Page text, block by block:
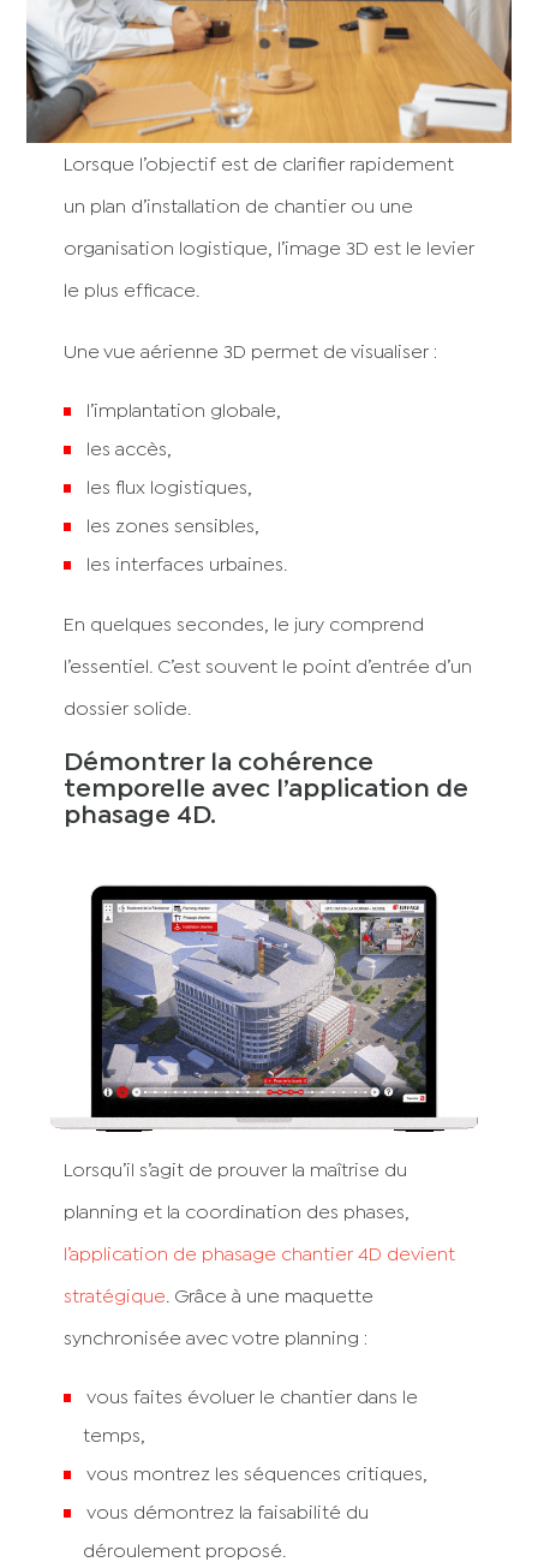
Lorsque l’objectif est de clarifier rapidement
un plan d’installation de chantier ou une
organisation logistique, l’image 3D est le levier
le plus efficace.
Une vue aérienne 3D permet de visualiser :
l’implantation globale,
les accès,
les flux logistiques,
les zones sensibles,
les interfaces urbaines.
En quelques secondes, le jury comprend
l’essentiel. C’est souvent le point d’entrée d’un
dossier solide.
Démontrer la cohérence
temporelle avec l’application de
phasage 4D.
Lorsqu’il s’agit de prouver la maîtrise du
planning et la coordination des phases,
l’application de phasage chantier 4D devient
stratégique . Grâce à une maquette
synchronisée avec votre planning :
vous faites évoluer le chantier dans le
temps,
vous montrez les séquences critiques,
vous démontrez la faisabilité du
déroulement proposé.